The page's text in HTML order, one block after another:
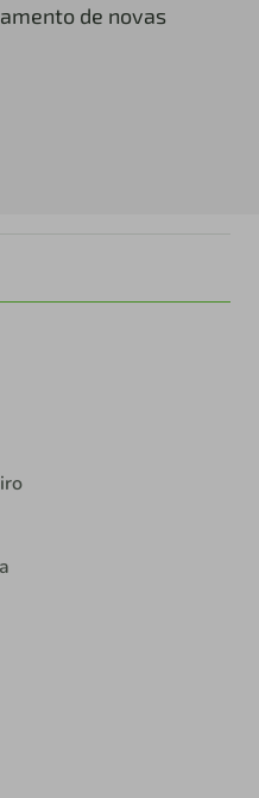
de novas